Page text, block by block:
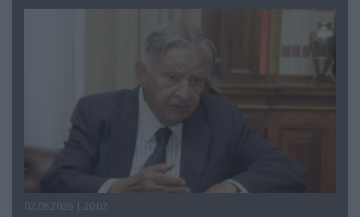
02.08.2026 | 20:02